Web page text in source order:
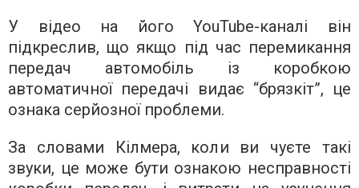
У відео на його YouTube-каналі він
підкреслив, що якщо під час перемикання
передач автомобіль із коробкою
автоматичної передачі видає “брязкіт”, це
ознака серйозної проблеми.
За словами Кілмера, коли ви чуєте такі
звуки, це може бути ознакою несправності